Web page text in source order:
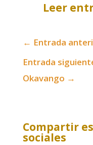
Leer
← Entrada
Entrada
Okavango →
Compartir
sociales